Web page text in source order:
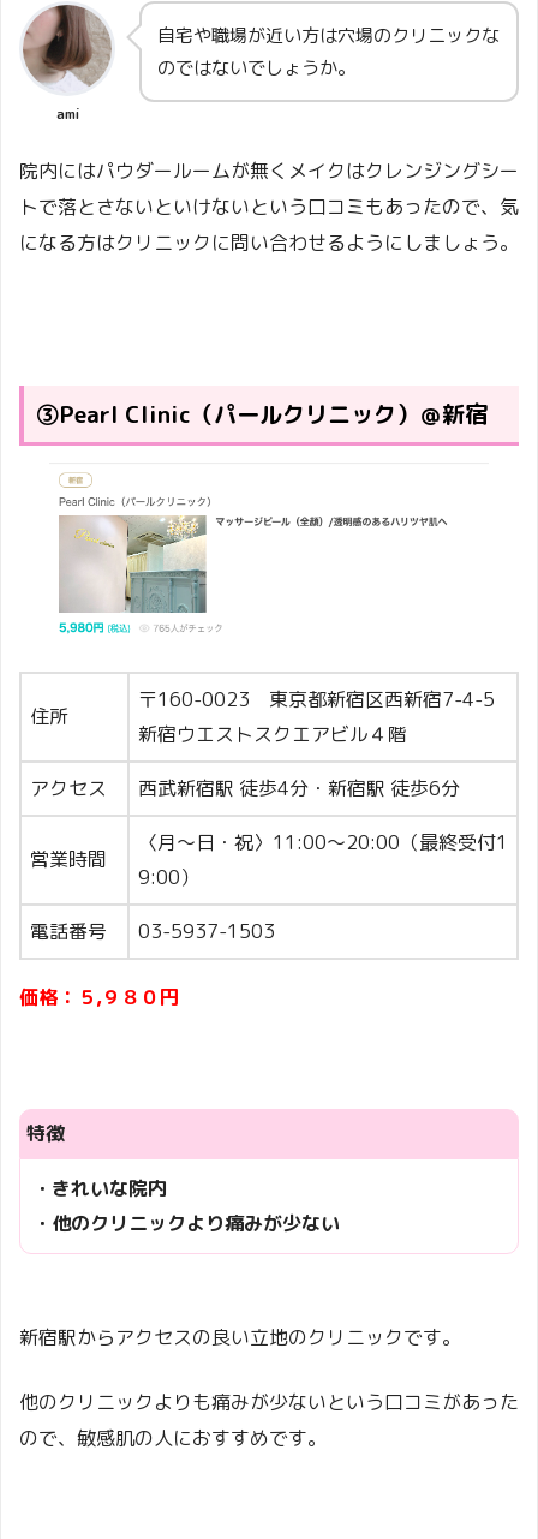
ami
自宅や職場が近い方は穴場のクリニックな
のではないでしょうか。
院内にはパウダールームが無くメイクはクレンジングシー
トで落とさないといけないという口コミもあったので、気
になる方はクリニックに問い合わせるようにしましょう。
③Pearl Clinic（パールクリニック）＠新宿
住所
〒160-0023 東京都新宿区西新宿7-4-5
新宿ウエストスクエアビル４階
アクセス 西武新宿駅 徒歩4分・新宿駅 徒歩6分
営業時間
〈月～日・祝〉11:00〜20:00（最終受付1
9:00）
電話番号 03-5937-1503
価格：５,９８０円
特徴
・きれいな院内
・他のクリニックより痛みが少ない
新宿駅からアクセスの良い立地のクリニックです。
他のクリニックよりも痛みが少ないという口コミがあった
ので、敏感肌の人におすすめです。